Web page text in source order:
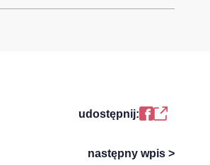
udostępnij:
następny wpis >